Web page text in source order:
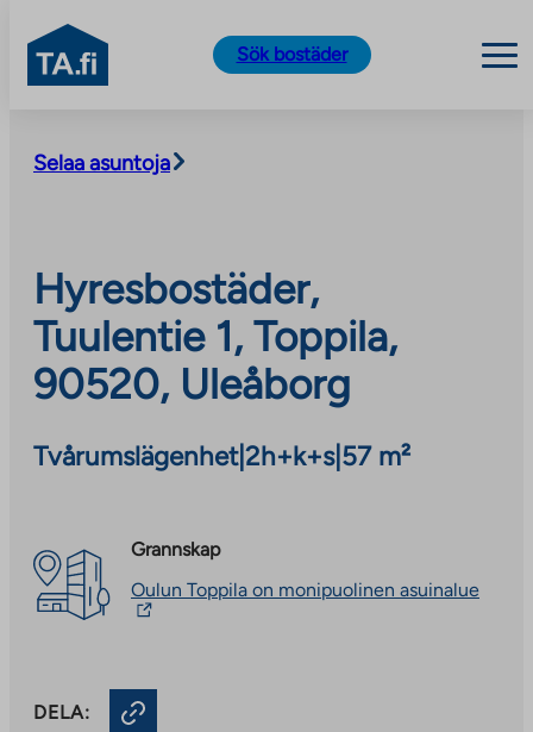
content
TA.fi
Sök bostäder
Selaa asuntoja
Hyresbostäder,
Tuulentie 1, Toppila,
90520, Uleåborg
Tvårumslägenhet|2h+k+s| 57 m²
Grannskap
Oulun Toppila on monipuolinen asuinalueThe
DELA: